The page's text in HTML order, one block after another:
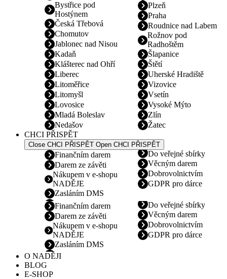
Bystřice pod
Hostýnem
Česká Třebová
Chomutov
Jablonec nad Nisou
Kadaň
Klášterec nad Ohří
Liberec
Litoměřice
Litomyšl
Lovosice
Mladá Boleslav
Nedašov
Plzeň
Praha
Roudnice nad Labem
Rožnov pod
Radhoštěm
Šlapanice
Štětí
Uherské Hradiště
Vizovice
Vsetín
Vysoké Mýto
Zlín
Žatec
CHCI PŘISPĚT
Close CHCI PŘISPĚT Open CHCI PŘISPĚT
Finančním darem
Darem ze závěti
Nákupem v e-shopu
NADĚJE
Zasláním DMS
Do veřejné sbírky
Věcným darem
Dobrovolnictvím
GDPR pro dárce
Finančním darem
Darem ze závěti
Nákupem v e-shopu
NADĚJE
Zasláním DMS
Do veřejné sbírky
Věcným darem
Dobrovolnictvím
GDPR pro dárce
O NADĚJI
BLOG
E-SHOP